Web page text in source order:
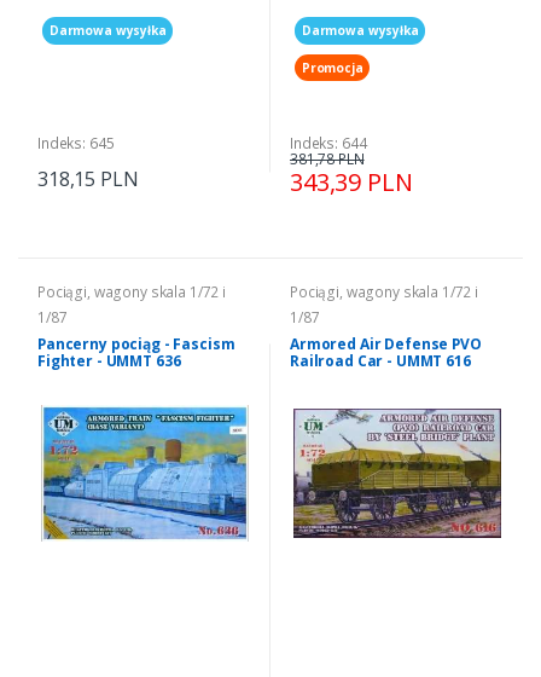
Darmowa wysyłka
Indeks: 645
318,15 PLN
Darmowa wysyłka
Promocja
Indeks: 644
343,39 PLN
381,78 PLN
Pociągi, wagony skala 1/72 i
1/87
Pancerny pociąg - Fascism
Fighter - UMMT 636
Pociągi, wagony skala 1/72 i
1/87
Armored Air Defense PVO
Railroad Car - UMMT 616